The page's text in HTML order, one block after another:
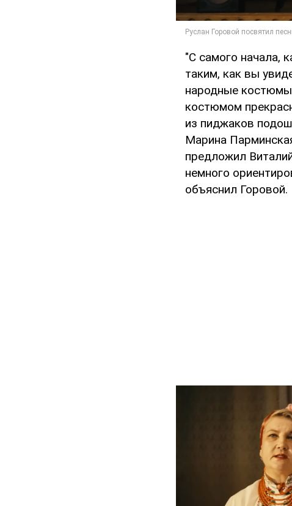
"С самого начала,
таким, как вы
народные
костюмом
из пиджаков
Марина
предложил
немного
объяснил Горовой.